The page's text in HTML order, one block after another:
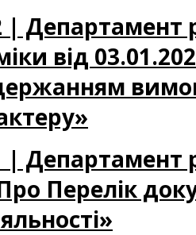
| Департамент
від
| Департамент
Перелік